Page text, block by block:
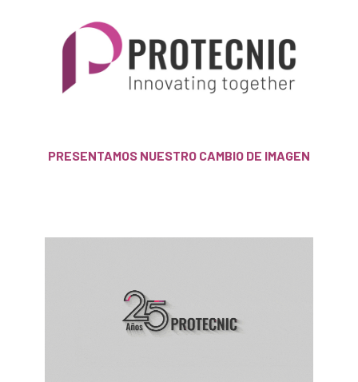
PRESENTAMOS NUESTRO CAMBIO DE IMAGEN